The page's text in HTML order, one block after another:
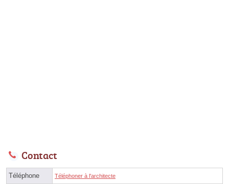
Contact
Téléphone Téléphoner à l'architecte